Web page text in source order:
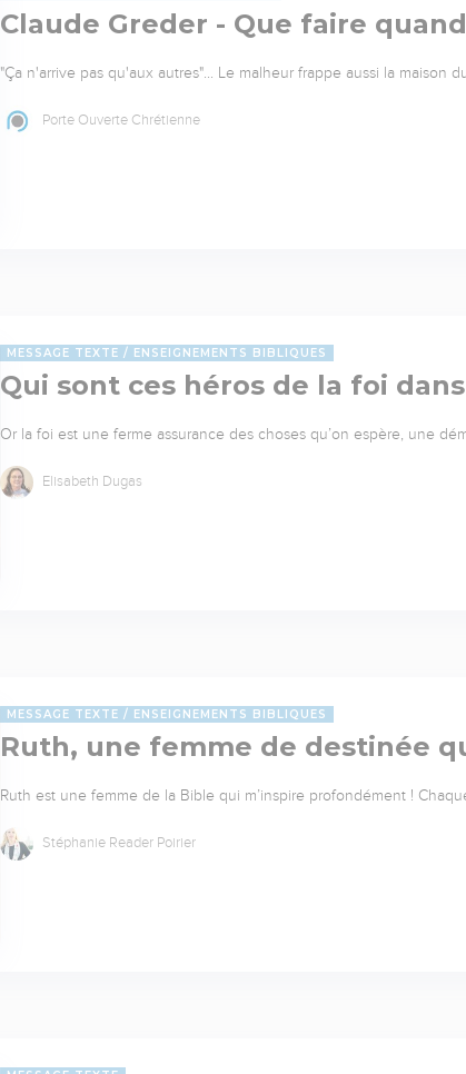
Claude Greder - Que faire
"Ça n'arrive pas qu'aux autres"... Le malheur frappe aussi la maison
Porte Ouverte Chrétienne
MESSAGE TEXTE ENSEIGNEMENTS BIBLIQUES
Qui sont ces héros de la foi dans
Or la foi est une ferme assurance des choses qu’on espère, une
Elisabeth Dugas
MESSAGE TEXTE ENSEIGNEMENTS BIBLIQUES
Ruth, une femme de destinée
Ruth est une femme de la Bible qui m’inspire profondément !
Stéphanie Reader Poirier